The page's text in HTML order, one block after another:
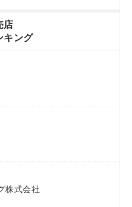
茨城中古農建機販売」
（旧ナカガワ農機商会）
店
キング
株式会社